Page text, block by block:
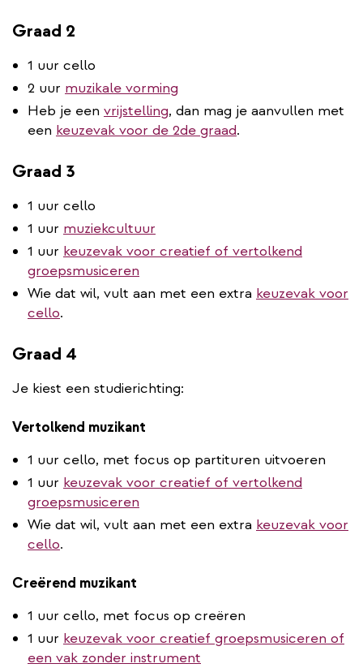
Graad 2
1 uur cello
2 uur muzikale vorming
Heb je een vrijstelling, dan mag je aanvullen met
een keuzevak voor de 2de graad.
Graad 3
1 uur cello
1 uur muziekcultuur
1 uur keuzevak voor creatief of vertolkend
groepsmusiceren
Wie dat wil, vult aan met een extra keuzevak voor
cello.
Graad 4
Je kiest een studierichting:
Vertolkend muzikant
1 uur cello, met focus op partituren uitvoeren
1 uur keuzevak voor creatief of vertolkend
groepsmusiceren
Wie dat wil, vult aan met een extra keuzevak voor
cello.
Creërend muzikant
1 uur cello, met focus op creëren
1 uur keuzevak voor creatief groepsmusiceren of
een vak zonder instrument